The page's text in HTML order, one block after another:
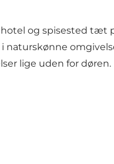
og spisested tæt
naturskønne
lige uden for døren.